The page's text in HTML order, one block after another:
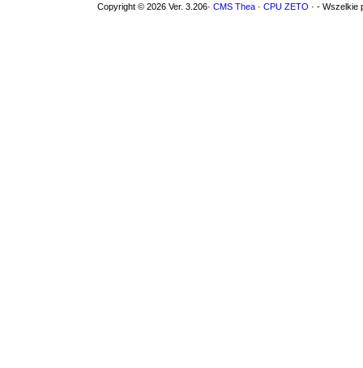
Copyright © 2026 Ver. 3.206· CMS Thea · CPU ZETO · - Wszelkie